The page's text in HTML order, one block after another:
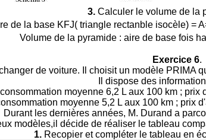
3. Calculer le volume de la
de la base KFJ( triangle rectanble isocèle) =
Volume de la pyramide : aire de base fois
Exercice 6.
de voiture. Il choisit un modèle PRIMA
Il dispose des
moyenne 6,2 L aux 100 km ;
moyenne 5,2 L aux 100 km ; prix
Durant les dernières années, M. Durand a
modèles,il décide de réaliser le tableau
1. Recopier et compléter le tableau en